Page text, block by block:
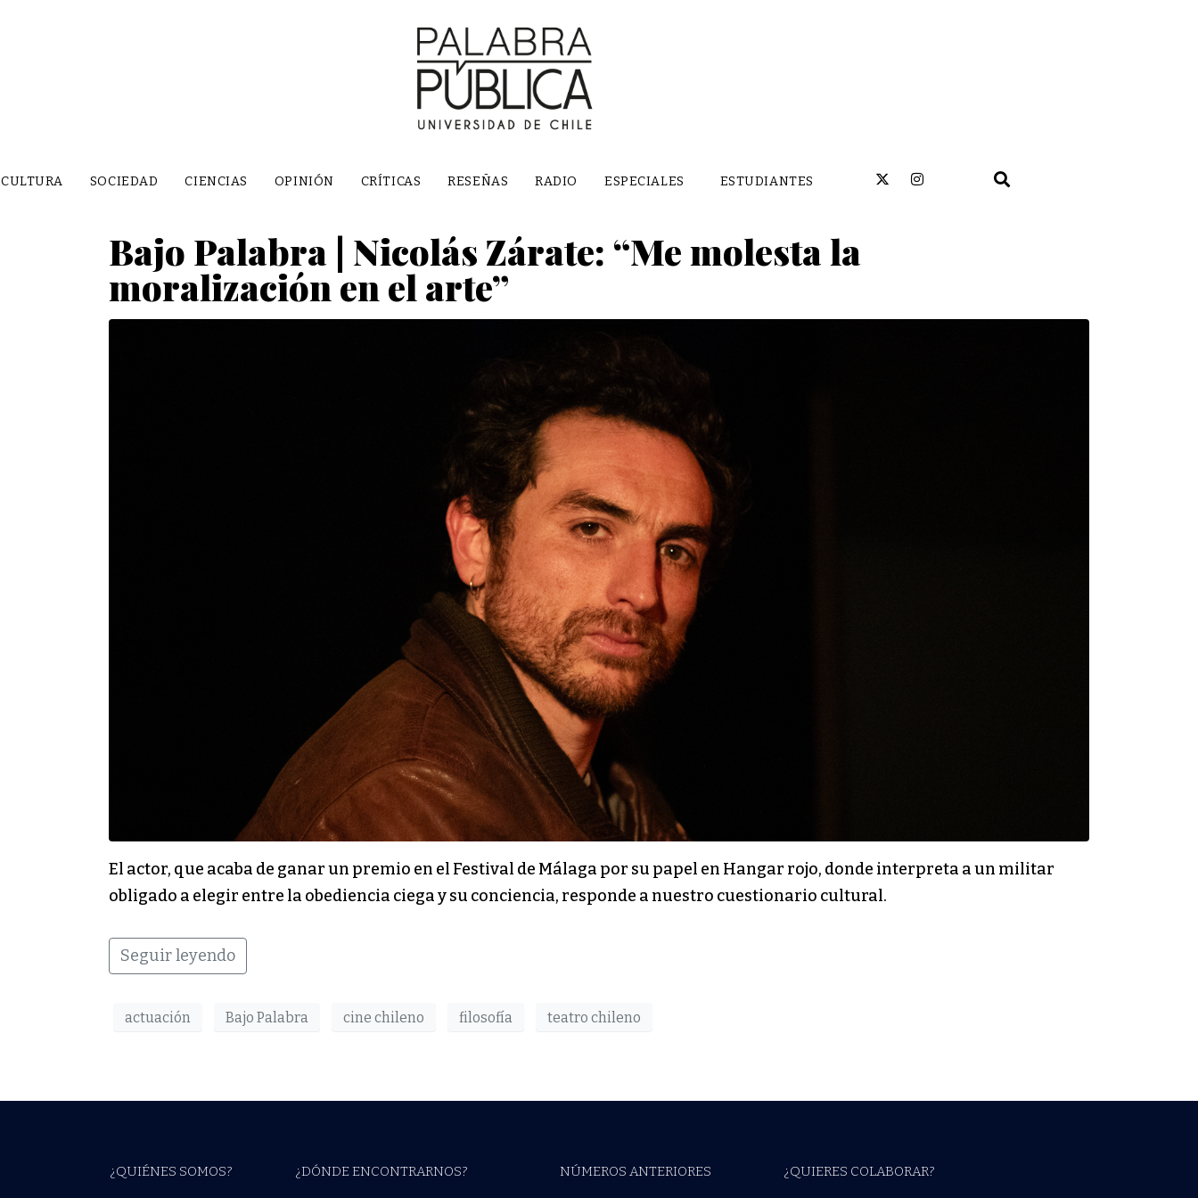
CULTURA SOCIEDAD CIENCIAS OPINIÓN CRÍTICAS RESEÑAS RADIO ESPECIALES ESTUDIANTES
Bajo Palabra | Nicolás Zárate: “Me molesta la
moralización en el arte”
El actor, que acaba de ganar un premio en el Festival de Málaga por su papel en Hangar rojo, donde interpreta a un militar
obligado a elegir entre la obediencia ciega y su conciencia, responde a nuestro cuestionario cultural.
Seguir leyendo
actuación Bajo Palabra cine chileno filosofía teatro chileno
¿QUIÉNES SOMOS? ¿DÓNDE ENCONTRARNOS? NÚMEROS ANTERIORES ¿QUIERES COLABORAR?